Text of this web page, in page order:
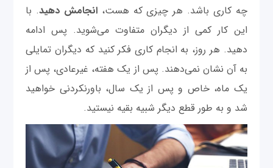
چه کاری باشد. هر چیزی که هست، انجامش دهید. با
این کار کمی از دیگران متفاوت می‌شوید. پس ادامه
دهید. هر روز، به انجام کاری فکر کنید که دیگران تمایلی
به آن نشان نمی‌دهند. پس از یک هفته، غیرعادی، پس از
یک ماه، خاص و پس از یک سال، باورنکردنی خواهید
شد و به طور قطع دیگر شبیه بقیه نیستید.